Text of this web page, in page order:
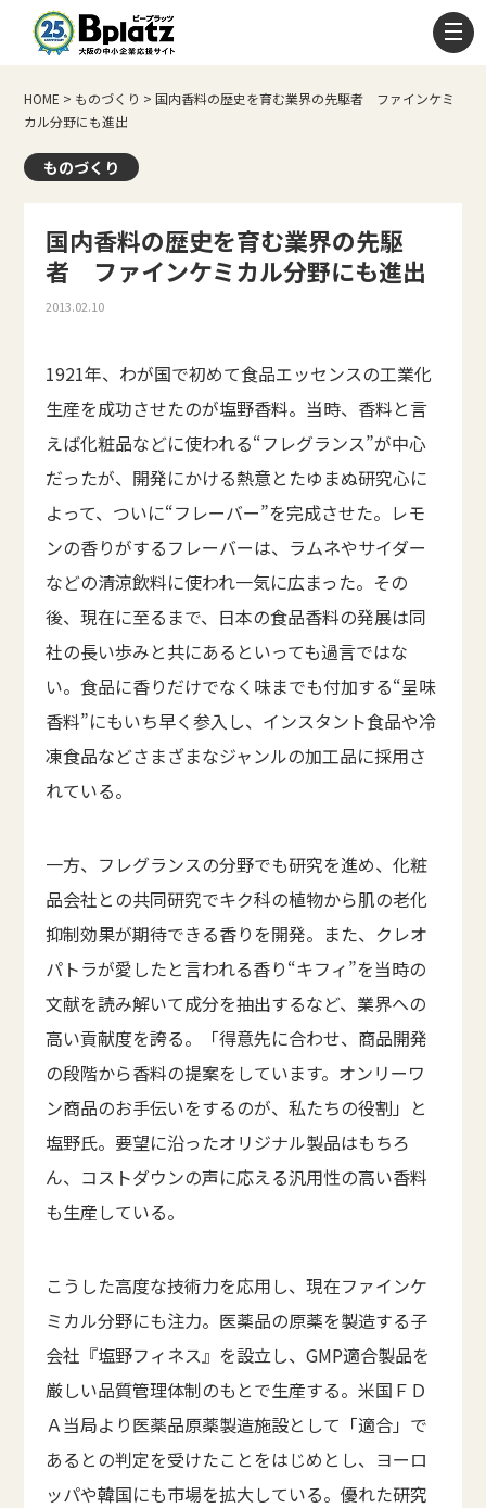
HOME > ものづくり > 国内香料の歴史を育む業界の先駆者 ファインケミ
カル分野にも進出
ものづくり
国内香料の歴史を育む業界の先駆
者 ファインケミカル分野にも進出
2013.02.10
1921年、わが国で初めて食品エッセンスの工業化
生産を成功させたのが塩野香料。当時、香料と言
えば化粧品などに使われる“フレグランス”が中心
だったが、開発にかける熱意とたゆまぬ研究心に
よって、ついに“フレーバー”を完成させた。レモ
ンの香りがするフレーバーは、ラムネやサイダー
などの清涼飲料に使われ一気に広まった。その
後、現在に至るまで、日本の食品香料の発展は同
社の長い歩みと共にあるといっても過言ではな
い。食品に香りだけでなく味までも付加する“呈味
香料”にもいち早く参入し、インスタント食品や冷
凍食品などさまざまなジャンルの加工品に採用さ
れている。
一方、フレグランスの分野でも研究を進め、化粧
品会社との共同研究でキク科の植物から肌の老化
抑制効果が期待できる香りを開発。また、クレオ
パトラが愛したと言われる香り“キフィ”を当時の
文献を読み解いて成分を抽出するなど、業界への
高い貢献度を誇る。「得意先に合わせ、商品開発
の段階から香料の提案をしています。オンリーワ
ン商品のお手伝いをするのが、私たちの役割」と
塩野氏。要望に沿ったオリジナル製品はもちろ
ん、コストダウンの声に応える汎用性の高い香料
も生産している。
こうした高度な技術力を応用し、現在ファインケ
ミカル分野にも注力。医薬品の原薬を製造する子
会社『塩野フィネス』を設立し、GMP適合製品を
厳しい品質管理体制のもとで生産する。米国ＦＤ
Ａ当局より医薬品原薬製造施設として「適合」で
あるとの判定を受けたことをはじめとし、ヨーロ
ッパや韓国にも市場を拡大している。優れた研究